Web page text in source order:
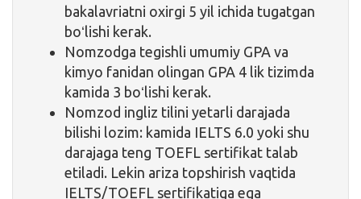
bakalavriatni oxirgi 5 yil ichida tugatgan
boʻlishi kerak.
Nomzodga tegishli umumiy GPA va
kimyo fanidan olingan GPA 4 lik tizimda
kamida 3 boʻlishi kerak.
Nomzod ingliz tilini yetarli darajada
bilishi lozim: kamida IELTS 6.0 yoki shu
darajaga teng TOEFL sertifikat talab
etiladi. Lekin ariza topshirish vaqtida
IELTS/TOEFL sertifikatiga ega